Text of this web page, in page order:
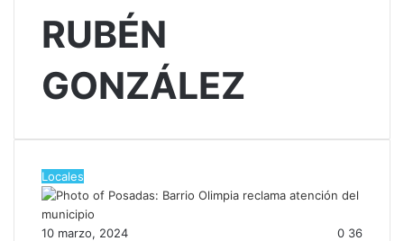
RUBÉN
GONZÁLEZ
Locales
10 marzo, 2024 0 36